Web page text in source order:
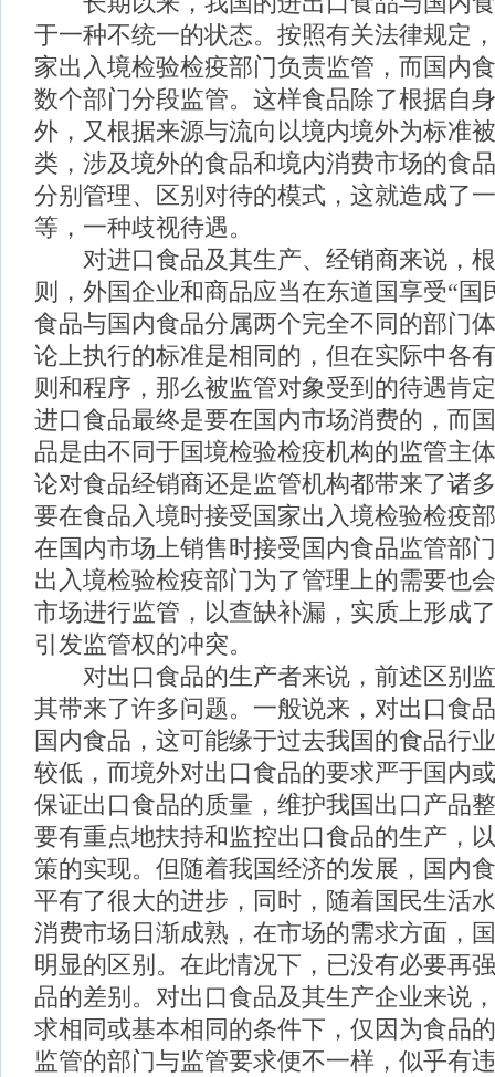
于一种不统一的状态。按照有关法律规定
家出入境检验检疫部门负责监管，而国内
数个部门分段监管。这样食品除了根据自
外，又根据来源与流向以境内境外为标准
类，涉及境外的食品和境内消费市场的食
分别管理、区别对待的模式，这就造成了
等，一种歧视待遇。
对进口食品及其生产、经销商来说，根
则，外国企业和商品应当在东道国享受“国
食品与国内食品分属两个完全不同的部门
论上执行的标准是相同的，但在实际中各
则和程序，那么被监管对象受到的待遇肯
进口食品最终是要在国内市场消费的，而
品是由不同于国境检验检疫机构的监管主
论对食品经销商还是监管机构都带来了诸
要在食品入境时接受国家出入境检验检疫
在国内市场上销售时接受国内食品监管部
出入境检验检疫部门为了管理上的需要也
市场进行监管，以查缺补漏，实质上形成
引发监管权的冲突。
对出口食品的生产者来说，前述区别监
其带来了许多问题。一般说来，对出口食
国内食品，这可能缘于过去我国的食品行
较低，而境外对出口食品的要求严于国内
保证出口食品的质量，维护我国出口产品
要有重点地扶持和监控出口食品的生产，
策的实现。但随着我国经济的发展，国内
平有了很大的进步，同时，随着国民生活
消费市场日渐成熟，在市场的需求方面，
明显的区别。在此情况下，已没有必要再
品的差别。对出口食品及其生产企业来说
求相同或基本相同的条件下，仅因为食品
监管的部门与监管要求便不一样，似乎有